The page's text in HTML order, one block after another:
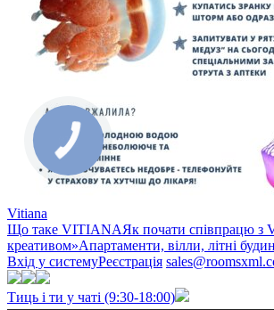
Vitiana
Що таке VITIANAЯк почати співпрацю з
креативом»Апартаменти, вілли, літні
Вхід у системуРеєстрація
Тиць і ти у чаті (9:30-18:00)